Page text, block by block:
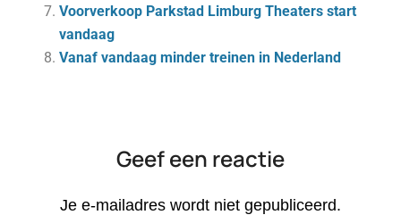
Voorverkoop Parkstad Limburg Theaters start
vandaag
Vanaf vandaag minder treinen in Nederland
Geef een reactie
Je e-mailadres wordt niet gepubliceerd.